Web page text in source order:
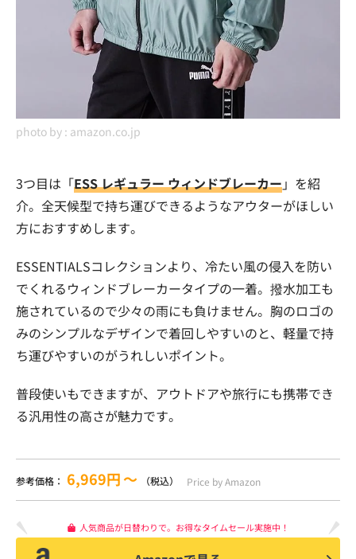
photo by : amazon.co.jp
3つ目は「ESS レギュラー ウィンドブレーカー」を紹
介。全天候型で持ち運びできるようなアウターがほしい
方におすすめします。
ESSENTIALSコレクションより、冷たい風の侵入を防い
でくれるウィンドブレーカータイプの一着。撥水加工も
施されているので少々の雨にも負けません。胸のロゴの
みのシンプルなデザインで着回しやすいのと、軽量で持
ち運びやすいのがうれしいポイント。
普段使いもできますが、アウトドアや旅行にも携帯でき
る汎用性の高さが魅力です。
参考価格： 6,969円〜 （税込） Price by Amazon
人気商品が日替わりで。お得なタイムセール実施中！